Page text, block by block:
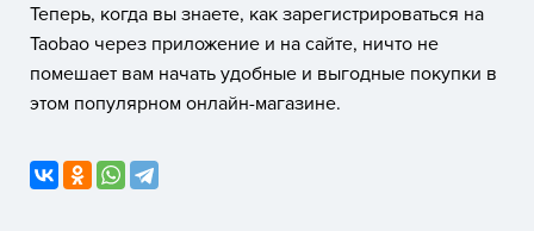
Теперь, когда вы знаете, как зарегистрироваться на
Taobao через приложение и на сайте, ничто не
помешает вам начать удобные и выгодные покупки в
этом популярном онлайн-магазине.